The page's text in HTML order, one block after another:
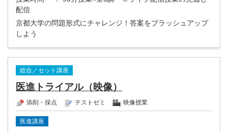
配信
京都大学の問題形式にチャレンジ！答案をブラッシュアップ
しよう
総合／セット講座
医進トライアル（映像）
添削・採点 テストゼミ 映像授業
医進講座